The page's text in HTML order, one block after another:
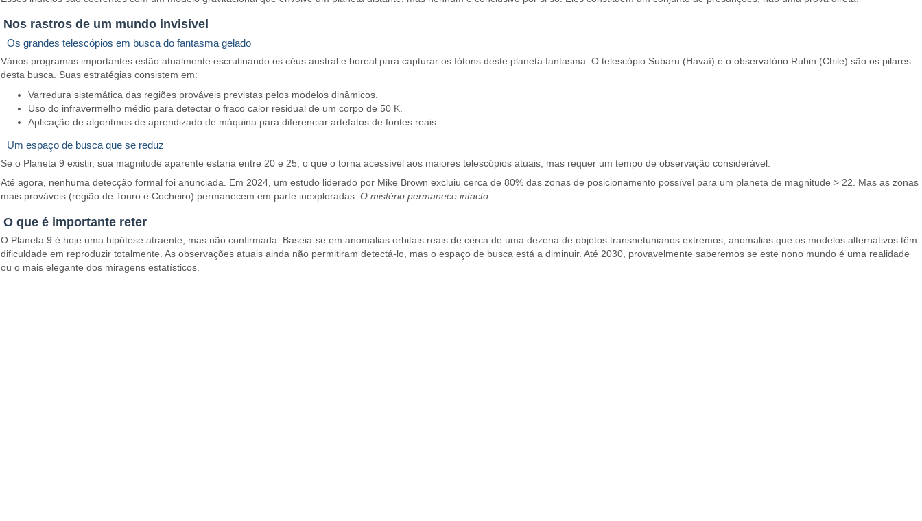
Nos rastros de um mundo invisível
Os grandes telescópios em busca do fantasma gelado
Vários programas importantes estão atualmente escrutinando os céus austral e boreal para capturar os fótons deste planeta fantasma. O telescópio Subaru (Havaí) e o observatório Rubin (Chile) são os pilares
desta busca. Suas estratégias consistem em:
Varredura sistemática das regiões prováveis previstas pelos modelos dinâmicos.
Uso do infravermelho médio para detectar o fraco calor residual de um corpo de 50 K.
Aplicação de algoritmos de aprendizado de máquina para diferenciar artefatos de fontes reais.
Um espaço de busca que se reduz
Se o Planeta 9 existir, sua magnitude aparente estaria entre 20 e 25, o que o torna acessível aos maiores telescópios atuais, mas requer um tempo de observação considerável.
Até agora, nenhuma detecção formal foi anunciada. Em 2024, um estudo liderado por Mike Brown excluiu cerca de 80% das zonas de posicionamento possível para um planeta de magnitude > 22. Mas as zonas
mais prováveis (região de Touro e Cocheiro) permanecem em parte inexploradas.O mistério permanece intacto.
O que é importante reter
O Planeta 9 é hoje uma hipótese atraente, mas não confirmada. Baseia-se em anomalias orbitais reais de cerca de uma dezena de objetos transnetunianos extremos, anomalias que os modelos alternativos têm
dificuldade em reproduzir totalmente. As observações atuais ainda não permitiram detectá-lo, mas o espaço de busca está a diminuir. Até 2030, provavelmente saberemos se este nono mundo é uma realidade
ou o mais elegante dos miragens estatísticos.